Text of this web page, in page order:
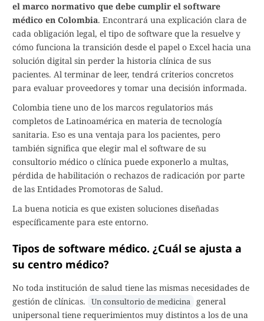
el marco normativo que debe cumplir el software
médico en Colombia. Encontrará una explicación clara de
cada obligación legal, el tipo de software que la resuelve y
cómo funciona la transición desde el papel o Excel hacia una
solución digital sin perder la historia clínica de sus
pacientes. Al terminar de leer, tendrá criterios concretos
para evaluar proveedores y tomar una decisión informada.
Colombia tiene uno de los marcos regulatorios más
completos de Latinoamérica en materia de tecnología
sanitaria. Eso es una ventaja para los pacientes, pero
también significa que elegir mal el software de su
consultorio médico o clínica puede exponerlo a multas,
pérdida de habilitación o rechazos de radicación por parte
de las Entidades Promotoras de Salud.
La buena noticia es que existen soluciones diseñadas
específicamente para este entorno.
Tipos de software médico. ¿Cuál se ajusta a
su centro médico?
No toda institución de salud tiene las mismas necesidades de
gestión de clínicas.
Un consultorio de medicina
general
unipersonal tiene requerimientos muy distintos a los de una